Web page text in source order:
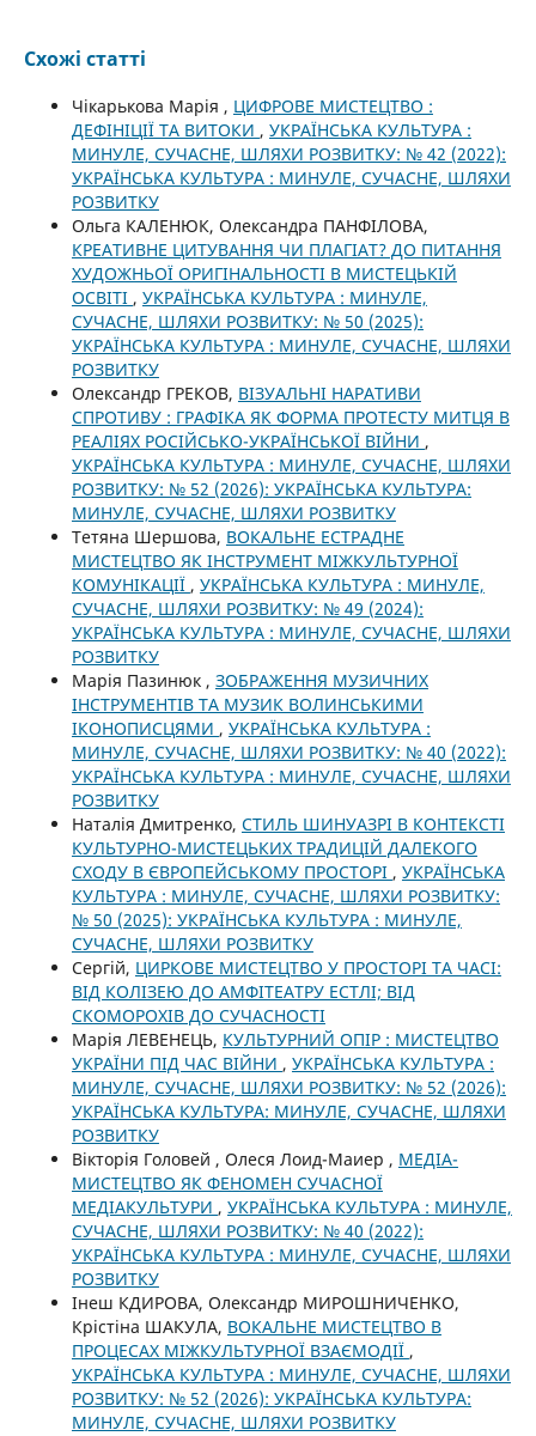
Схожі статті
Чікарькова Марія , ЦИФРОВЕ МИСТЕЦТВО :
ДЕФІНІЦІЇ ТА ВИТОКИ , УКРАЇНСЬКА КУЛЬТУРА :
МИНУЛЕ, СУЧАСНЕ, ШЛЯХИ РОЗВИТКУ: № 42 (2022):
УКРАЇНСЬКА КУЛЬТУРА : МИНУЛЕ, СУЧАСНЕ, ШЛЯХИ
РОЗВИТКУ
Ольга КАЛЕНЮК, Олександра ПАНФІЛОВА,
КРЕАТИВНЕ ЦИТУВАННЯ ЧИ ПЛАГІАТ? ДО ПИТАННЯ
ХУДОЖНЬОЇ ОРИГІНАЛЬНОСТІ В МИСТЕЦЬКІЙ
ОСВІТІ , УКРАЇНСЬКА КУЛЬТУРА : МИНУЛЕ,
СУЧАСНЕ, ШЛЯХИ РОЗВИТКУ: № 50 (2025):
УКРАЇНСЬКА КУЛЬТУРА : МИНУЛЕ, СУЧАСНЕ, ШЛЯХИ
РОЗВИТКУ
Олександр ГРЕКОВ, ВІЗУАЛЬНІ НАРАТИВИ
СПРОТИВУ : ГРАФІКА ЯК ФОРМА ПРОТЕСТУ МИТЦЯ В
РЕАЛІЯХ РОСІЙСЬКО-УКРАЇНСЬКОЇ ВІЙНИ ,
УКРАЇНСЬКА КУЛЬТУРА : МИНУЛЕ, СУЧАСНЕ, ШЛЯХИ
РОЗВИТКУ: № 52 (2026): УКРАЇНСЬКА КУЛЬТУРА:
МИНУЛЕ, СУЧАСНЕ, ШЛЯХИ РОЗВИТКУ
Тетяна Шершова, ВОКАЛЬНЕ ЕСТРАДНЕ
МИСТЕЦТВО ЯК ІНСТРУМЕНТ МІЖКУЛЬТУРНОЇ
КОМУНІКАЦІЇ , УКРАЇНСЬКА КУЛЬТУРА : МИНУЛЕ,
СУЧАСНЕ, ШЛЯХИ РОЗВИТКУ: № 49 (2024):
УКРАЇНСЬКА КУЛЬТУРА : МИНУЛЕ, СУЧАСНЕ, ШЛЯХИ
РОЗВИТКУ
Марія Пазинюк , ЗОБРАЖЕННЯ МУЗИЧНИХ
ІНСТРУМЕНТІВ ТА МУЗИК ВОЛИНСЬКИМИ
ІКОНОПИСЦЯМИ , УКРАЇНСЬКА КУЛЬТУРА :
МИНУЛЕ, СУЧАСНЕ, ШЛЯХИ РОЗВИТКУ: № 40 (2022):
УКРАЇНСЬКА КУЛЬТУРА : МИНУЛЕ, СУЧАСНЕ, ШЛЯХИ
РОЗВИТКУ
Наталія Дмитренко, СТИЛЬ ШИНУАЗРІ В КОНТЕКСТІ
КУЛЬТУРНО-МИСТЕЦЬКИХ ТРАДИЦІЙ ДАЛЕКОГО
СХОДУ В ЄВРОПЕЙСЬКОМУ ПРОСТОРІ , УКРАЇНСЬКА
КУЛЬТУРА : МИНУЛЕ, СУЧАСНЕ, ШЛЯХИ РОЗВИТКУ:
№ 50 (2025): УКРАЇНСЬКА КУЛЬТУРА : МИНУЛЕ,
СУЧАСНЕ, ШЛЯХИ РОЗВИТКУ
Сергій, ЦИРКОВЕ МИСТЕЦТВО У ПРОСТОРІ ТА ЧАСІ:
ВІД КОЛІЗЕЮ ДО АМФІТЕАТРУ ЕСТЛІ; ВІД
СКОМОРОХІВ ДО СУЧАСНОСТІ
Марія ЛЕВЕНЕЦЬ, КУЛЬТУРНИЙ ОПІР : МИСТЕЦТВО
УКРАЇНИ ПІД ЧАС ВІЙНИ , УКРАЇНСЬКА КУЛЬТУРА :
МИНУЛЕ, СУЧАСНЕ, ШЛЯХИ РОЗВИТКУ: № 52 (2026):
УКРАЇНСЬКА КУЛЬТУРА: МИНУЛЕ, СУЧАСНЕ, ШЛЯХИ
РОЗВИТКУ
Вікторія Головей , Олеся Лоид-Маиер , МЕДІА-
МИСТЕЦТВО ЯК ФЕНОМЕН СУЧАСНОЇ
МЕДІАКУЛЬТУРИ , УКРАЇНСЬКА КУЛЬТУРА : МИНУЛЕ,
СУЧАСНЕ, ШЛЯХИ РОЗВИТКУ: № 40 (2022):
УКРАЇНСЬКА КУЛЬТУРА : МИНУЛЕ, СУЧАСНЕ, ШЛЯХИ
РОЗВИТКУ
Інеш КДИРОВА, Олександр МИРОШНИЧЕНКО,
Крістіна ШАКУЛА, ВОКАЛЬНЕ МИСТЕЦТВО В
ПРОЦЕСАХ МІЖКУЛЬТУРНОЇ ВЗАЄМОДІЇ ,
УКРАЇНСЬКА КУЛЬТУРА : МИНУЛЕ, СУЧАСНЕ, ШЛЯХИ
РОЗВИТКУ: № 52 (2026): УКРАЇНСЬКА КУЛЬТУРА:
МИНУЛЕ, СУЧАСНЕ, ШЛЯХИ РОЗВИТКУ